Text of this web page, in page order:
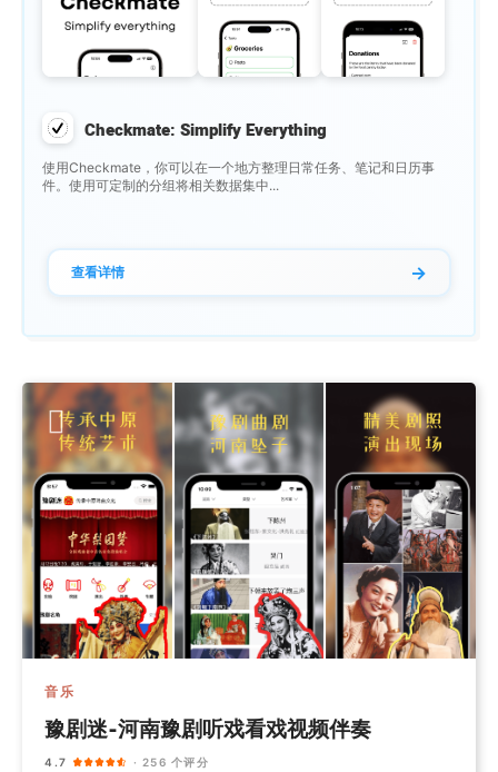
Checkmate: Simplify Everything
使用Checkmate，你可以在一个地方整理日常任务、笔记和日历事
件。使用可定制的分组将相关数据集中...
查看详情 →
音乐
豫剧迷-河南豫剧听戏看戏视频伴奏
4.7 · 256 个评分